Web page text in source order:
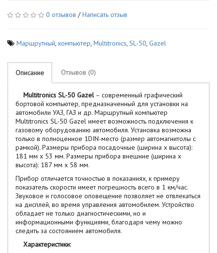
0 отзывов /Написать отзыв
Маршрутный, компьютер, Multitronics, SL-50, Gazel
Описание Отзывов (0)
Multitronics SL-50 Gazel– современный графический
бортовой компьютер, предназначенный для установки на
автомобили УАЗ, ГАЗ и др. Маршрутный компьютер
Multitronics SL-50 Gazel имеет возможность подключения к
газовому оборудованию автомобиля. Установка возможна
только в полноценное 1DIN-место (размер автомагнитолы с
рамкой). Размеры прибора посадочные (ширина х высота):
181 мм х 53 мм. Размеры прибора внешние (ширина х
высота): 187 мм х 58 мм.
Прибор отличается точностью в показаниях, к примеру
показатель скорости имеет погрешность всего в 1 км/час.
Звуковое и голосовое оповещение позволяет не отвлекаться
на дисплей, во время управления автомобилем. Устройство
обладает не только диагностическими, но и
информационными функциями, благодаря чему можно
следить за состоянием автомобиля.
Характеристики: